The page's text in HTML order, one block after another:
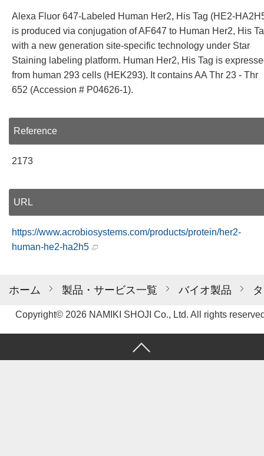
ホーム 製品・サービス一覧 バイオ製品
Alexa Fluor 647-Labeled Human Her2, His Tag (HE2-
is produced via conjugation of AF647 to Human Her2, His
with a new generation site-specific technology under Star
Staining labeling platform. Human Her2, His Tag is
from human 293 cells (HEK293). It contains AA Thr 23 - Thr
652 (Accession # P04626-1).
Reference
2173
URL
https://www.acrobiosystems.com/products/protein/her2-
human-he2-ha2h5
Copyright© 2026 NAMIKI SHOJI Co., Ltd. All rights